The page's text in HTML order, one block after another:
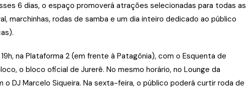
6 dias, o espaço promoverá atrações selecionadas para todas as
marchinhas, rodas de samba e um dia inteiro dedicado ao público
na Plataforma 2 (em frente à Patagônia), com o Esquenta de
o bloco oficial de Jurerê. No mesmo horário, no Lounge da
o DJ Marcelo Siqueira. Na sexta-feira, o público poderá curtir roda de